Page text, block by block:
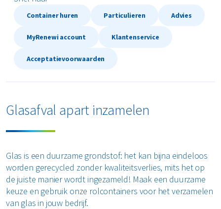
Restafval
Vertrouwelijk papier
Alle soorten afval
Container huren Particulieren Advies
MyRenewi account Klantenservice
Acceptatievoorwaarden
Glasafval apart inzamelen
Glas is een duurzame grondstof: het kan bijna eindeloos
worden gerecycled zonder kwaliteitsverlies, mits het op
de juiste manier wordt ingezameld! Maak een duurzame
keuze en gebruik onze rolcontainers voor het verzamelen
van glas in jouw bedrijf.